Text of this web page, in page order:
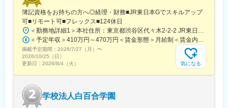
同社は、単なる「総合」ではなく、「相い合わせる」ことを重視
し、自社保有技術を融合・活用して製品を新たに創出・進化させ
ています。2017年にミツミ電機と、2019年にユーシンと経営統合
し自律成長とM&Aの両輪で成長を続けており、M&Aにより、ベア
リングから、モーター、センサー、半導体、無線技術、アクセス
メカニズムと、他に類をみない幅広い事業ポートフォリオを構築
しています。
◇海外（グローバル）展開
メーカーです。世界27ヶ国で93製造拠点を展開。グループ全体の
生産高に占める海外比率は約9割となります。
簿記資格をお持ちの方へ◎経理・財務■JR東日本Gでスキルアップ
可■リモート可■フレックス■124休日
＜勤務地詳細1＞本社住所：東京都渋谷区代々木2-2-2 JR東日本本社ビル9階受動喫煙対策：屋内全面禁煙＜勤務地詳細2＞東京都内オフィス住所：東京都23区内 受動喫煙対策：屋内全面禁煙変更の範囲：会社の定める事業所（リモートワーク含む）
＜予定年収＞410万円～470万円＜賃金形態＞月給制＜賃金内訳＞月額（基本給）：240,000円～250,000円＜月給＞240,000円～250,000円＜昇給有無＞有＜残業手当＞有＜給与補足＞※想定年収には残業月20Hも含めています■昇給：年1回■賞与：年2回(合計3.0ヶ月程度)※総合職：計6.0ヶ月程度■モデル年収総合職（課長）900万円総合職（マネージャー）630万円総合職（主任）520万円エリア（課員）410万円賃金はあくまでも目安の金額であり、選考を通じて上下する可能性があります。月給(月額)は固定手当を含めた表記です。
掲載予定期間： 2026/7/27（月） 〜
2026/10/25（日）
更新日： 2026/8/4（火） 気になる
学校法人白百合学園